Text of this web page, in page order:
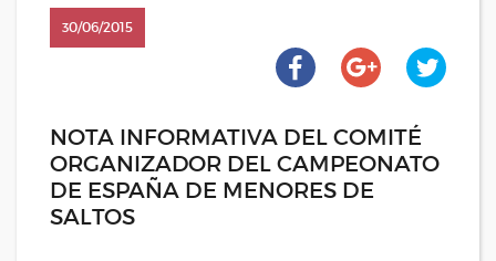
30/06/2015
NOTA INFORMATIVA DEL COMITÉ
ORGANIZADOR DEL CAMPEONATO
DE ESPAÑA DE MENORES DE
SALTOS